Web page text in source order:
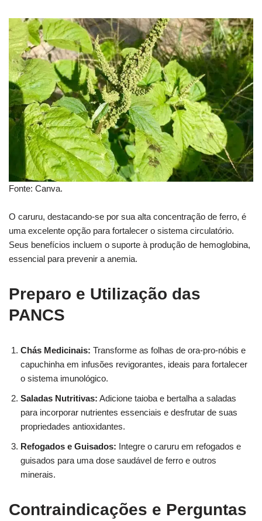
Fonte: Canva.
O caruru, destacando-se por sua alta concentração de ferro, é
uma excelente opção para fortalecer o sistema circulatório.
Seus benefícios incluem o suporte à produção de hemoglobina,
essencial para prevenir a anemia.
Preparo e Utilização das
PANCS
Chás Medicinais: Transforme as folhas de ora-pro-nóbis e
capuchinha em infusões revigorantes, ideais para fortalecer
o sistema imunológico.
Saladas Nutritivas: Adicione taioba e bertalha a saladas
para incorporar nutrientes essenciais e desfrutar de suas
propriedades antioxidantes.
Refogados e Guisados: Integre o caruru em refogados e
guisados para uma dose saudável de ferro e outros
minerais.
Contraindicações e Perguntas